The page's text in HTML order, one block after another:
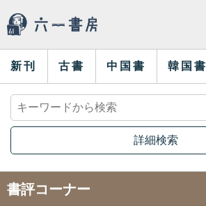
新刊 古書 中国書 韓国書
詳細検索
書評コーナー